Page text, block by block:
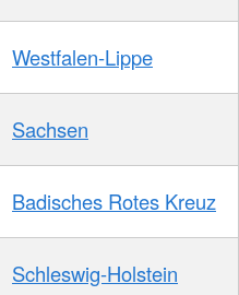
Westfalen-Lippe
Sachsen
Badisches Rotes Kreuz
Schleswig-Holstein